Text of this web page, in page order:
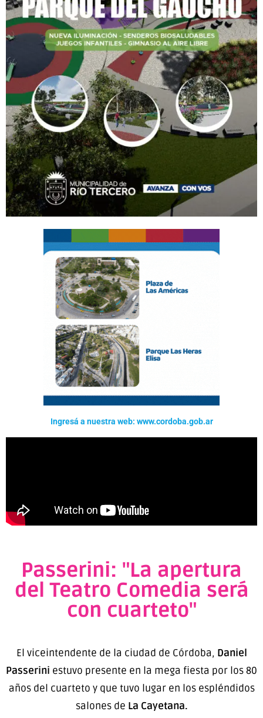
Ingresá a nuestra web: www.cordoba.gob.ar
Passerini: "La apertura
del Teatro Comedia será
con cuarteto"
El viceintendente de la ciudad de Córdoba, Daniel
Passerini estuvo presente en la mega fiesta por los 80
años del cuarteto y que tuvo lugar en los espléndidos
salones de La Cayetana.